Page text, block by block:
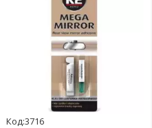
Код:3716